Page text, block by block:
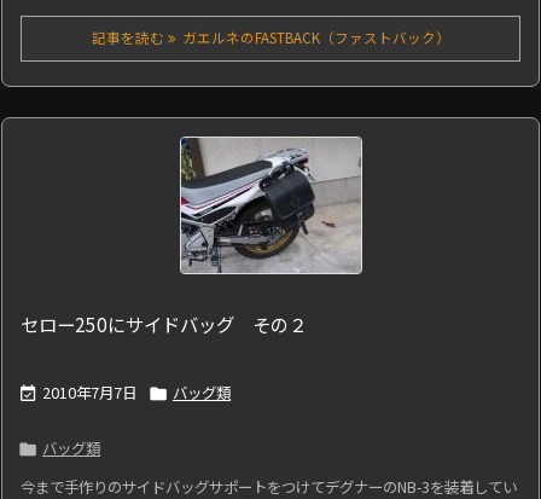
記事を読む ガエルネのFASTBACK（ファストバック）
セロー250にサイドバッグ その２
 2010年7月7日  バッグ類
 バッグ類
今まで手作りのサイドバッグサポートをつけてデグナーのNB-3を装着してい